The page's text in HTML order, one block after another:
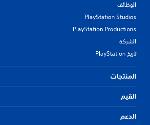
الوظائف
PlayStation Studios
PlayStation Productions
الشركة
تاريخ PlayStation
المنتجات
القيم
الدعم